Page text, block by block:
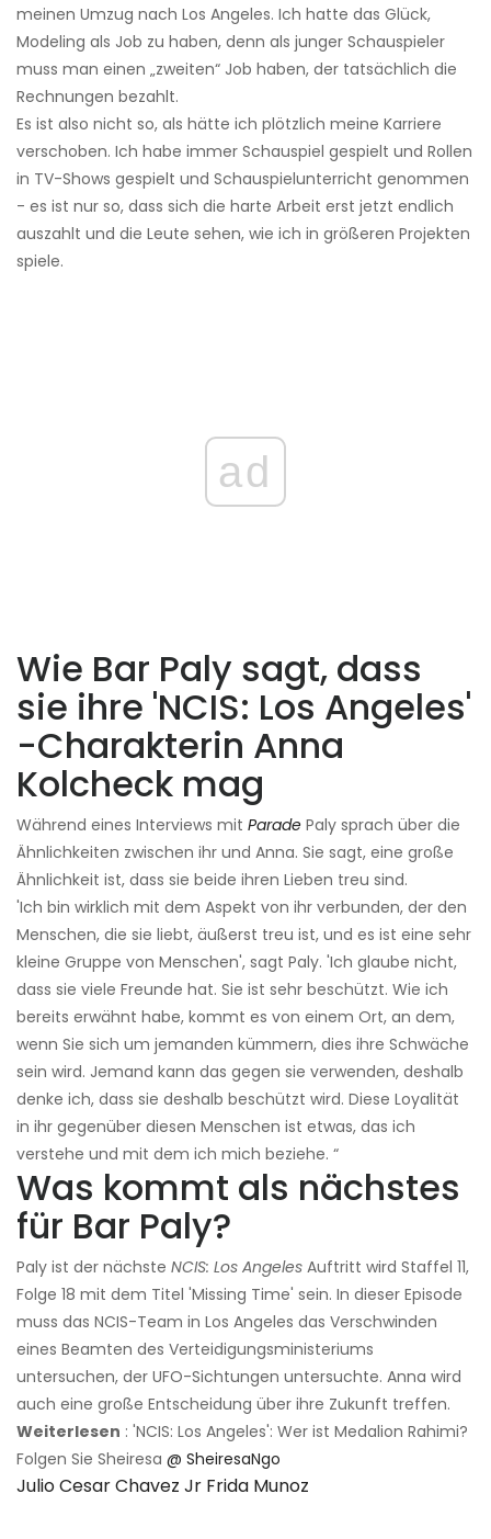
meinen Umzug nach Los Angeles. Ich hatte das Glück,
Modeling als Job zu haben, denn als junger Schauspieler
muss man einen „zweiten“ Job haben, der tatsächlich die
Rechnungen bezahlt.
Es ist also nicht so, als hätte ich plötzlich meine Karriere
verschoben. Ich habe immer Schauspiel gespielt und Rollen
in TV-Shows gespielt und Schauspielunterricht genommen
- es ist nur so, dass sich die harte Arbeit erst jetzt endlich
auszahlt und die Leute sehen, wie ich in größeren Projekten
spiele.
ad
Wie Bar Paly sagt, dass
sie ihre 'NCIS: Los Angeles'
-Charakterin Anna
Kolcheck mag
Während eines Interviews mit Parade Paly sprach über die
Ähnlichkeiten zwischen ihr und Anna. Sie sagt, eine große
Ähnlichkeit ist, dass sie beide ihren Lieben treu sind.
'Ich bin wirklich mit dem Aspekt von ihr verbunden, der den
Menschen, die sie liebt, äußerst treu ist, und es ist eine sehr
kleine Gruppe von Menschen', sagt Paly. 'Ich glaube nicht,
dass sie viele Freunde hat. Sie ist sehr beschützt. Wie ich
bereits erwähnt habe, kommt es von einem Ort, an dem,
wenn Sie sich um jemanden kümmern, dies ihre Schwäche
sein wird. Jemand kann das gegen sie verwenden, deshalb
denke ich, dass sie deshalb beschützt wird. Diese Loyalität
in ihr gegenüber diesen Menschen ist etwas, das ich
verstehe und mit dem ich mich beziehe. “
Was kommt als nächstes
für Bar Paly?
Paly ist der nächste NCIS: Los Angeles Auftritt wird Staffel 11,
Folge 18 mit dem Titel 'Missing Time' sein. In dieser Episode
muss das NCIS-Team in Los Angeles das Verschwinden
eines Beamten des Verteidigungsministeriums
untersuchen, der UFO-Sichtungen untersuchte. Anna wird
auch eine große Entscheidung über ihre Zukunft treffen.
Weiterlesen : 'NCIS: Los Angeles': Wer ist Medalion Rahimi?
Folgen Sie Sheiresa @ SheiresaNgo
Julio Cesar Chavez Jr Frida Munoz